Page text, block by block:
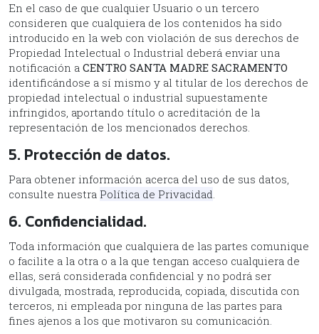
En el caso de que cualquier Usuario o un tercero
consideren que cualquiera de los contenidos ha sido
introducido en la web con violación de sus derechos de
Propiedad Intelectual o Industrial deberá enviar una
notificación a CENTRO SANTA MADRE SACRAMENTO
identificándose a sí mismo y al titular de los derechos de
propiedad intelectual o industrial supuestamente
infringidos, aportando título o acreditación de la
representación de los mencionados derechos.
5. Protección de datos.
Para obtener información acerca del uso de sus datos,
consulte nuestra Política de Privacidad
6. Confidencialidad.
Toda información que cualquiera de las partes comunique
o facilite a la otra o a la que tengan acceso cualquiera de
ellas, será considerada confidencial y no podrá ser
divulgada, mostrada, reproducida, copiada, discutida con
terceros, ni empleada por ninguna de las partes para
fines ajenos a los que motivaron su comunicación.